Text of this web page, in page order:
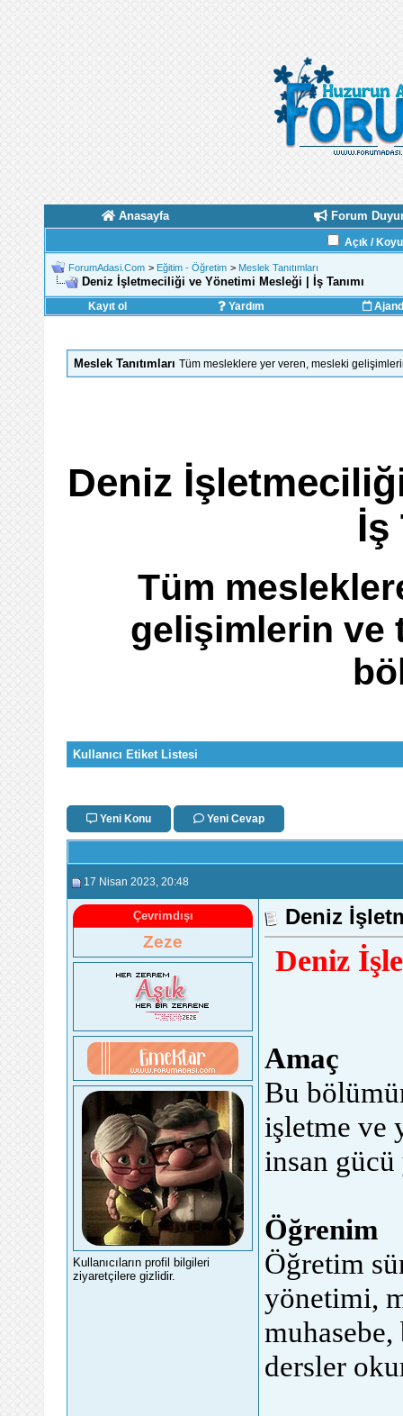
Anasayfa Forum
Açık /
ForumAdasi.Com > Eğitim - Öğretim > Meslek Tanıtımları
Deniz İşletmeciliği ve Yönetimi Mesleği | İş Tanımı
Kayıt ol Yardım
Meslek Tanıtımları Tüm mesleklere yer veren, mesleki gelişimlerin
Deniz
İş
Tüm
gelişimlerin ve
Kullanıcı Etiket Listesi
Yeni Konu Yeni Cevap
17 Nisan 2023 , 20:48
Çevrimdışı
Zeze
Kullanıcıların profil bilgileri
ziyaretçilere gizlidir.
Deniz
Deniz
Amaç
Bu
işletme ve
insan
Öğrenim
Öğretim
yönetimi,
dersler